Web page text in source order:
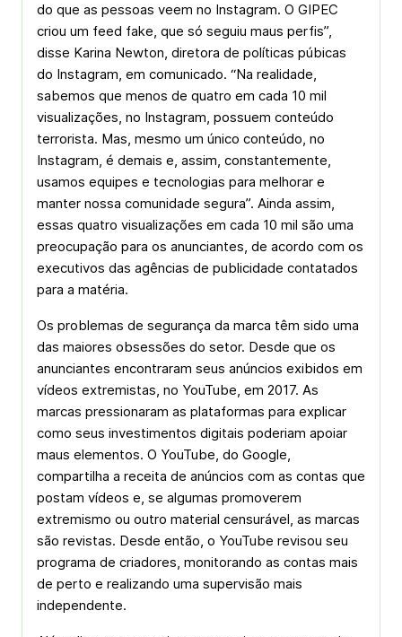
do que as pessoas veem no Instagram. O GIPEC
criou um feed fake, que só seguiu maus perfis”,
disse Karina Newton, diretora de políticas púbicas
do Instagram, em comunicado. “Na realidade,
sabemos que menos de quatro em cada 10 mil
visualizações, no Instagram, possuem conteúdo
terrorista. Mas, mesmo um único conteúdo, no
Instagram, é demais e, assim, constantemente,
usamos equipes e tecnologias para melhorar e
manter nossa comunidade segura”. Ainda assim,
essas quatro visualizações em cada 10 mil são uma
preocupação para os anunciantes, de acordo com os
executivos das agências de publicidade contatados
para a matéria.
Os problemas de segurança da marca têm sido uma
das maiores obsessões do setor. Desde que os
anunciantes encontraram seus anúncios exibidos em
vídeos extremistas, no YouTube, em 2017. As
marcas pressionaram as plataformas para explicar
como seus investimentos digitais poderiam apoiar
maus elementos. O YouTube, do Google,
compartilha a receita de anúncios com as contas que
postam vídeos e, se algumas promoverem
extremismo ou outro material censurável, as marcas
são revistas. Desde então, o YouTube revisou seu
programa de criadores, monitorando as contas mais
de perto e realizando uma supervisão mais
independente.